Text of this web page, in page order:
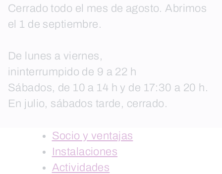
Cerrado todo el mes de agosto. Abrimos
el 1 de septiembre.
De lunes a viernes,
ininterrumpido de 9 a 22 h
Sábados, de 10 a 14 h y de 17:30 a 20 h.
En julio, sábados tarde, cerrado.
Socio y ventajas
Instalaciones
Actividades